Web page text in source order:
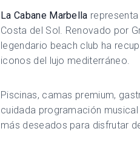
La Cabane Marbella
Costa del Sol. Renovado por
legendario beach club ha
iconos del lujo mediterráneo.
Piscinas, camas premium,
cuidada programación
más deseados para disfrutar